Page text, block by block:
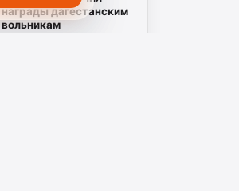
награды дагестанским
вольникам